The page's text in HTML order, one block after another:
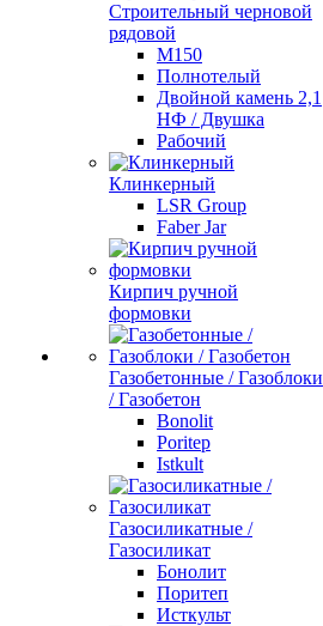
Строительный черновой
рядовой
М150
Полнотелый
Двойной камень 2,1
НФ / Двушка
Рабочий
Клинкерный
LSR Group
Faber Jar
Кирпич ручной
формовки
Газобетонные / Газоблоки
/ Газобетон
Bonolit
Poritep
Istkult
Газосиликатные /
Газосиликат
Бонолит
Поритеп
Исткульт